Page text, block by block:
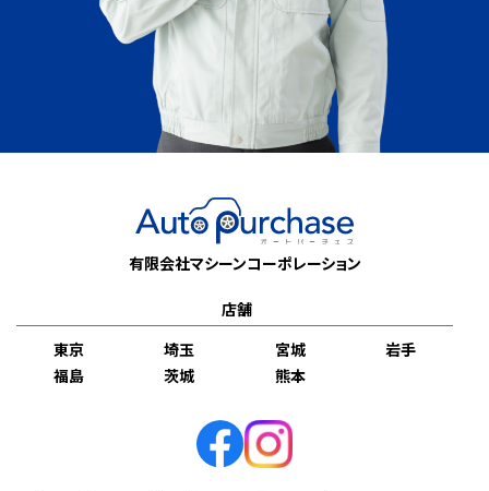
有限会社マシーンコーポレーション
店舗
東京
埼玉 宮城
岩手
福島
茨城 熊本